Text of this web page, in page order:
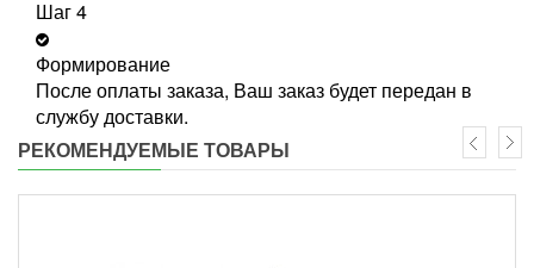
Шаг 4
Формирование
После оплаты заказа, Ваш заказ будет передан в
службу доставки.
РЕКОМЕНДУЕМЫЕ ТОВАРЫ